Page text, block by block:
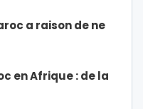
a raison de ne
en Afrique : de la